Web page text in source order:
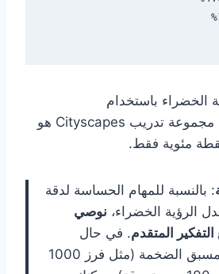
الخضراء باستخدام
: بالنسبة للمهام الحساسة لدقة
الرؤية الخضراء، نوصي
المتقدم. في حال
سيناريوهات الفرز المسبق الضخمة (مثل فرز 1000